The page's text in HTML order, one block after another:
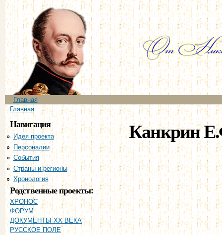
Главное меню
Главная
Вы здесь
Главная
Навигация
Идея проекта
Персоналии
События
Страны и регионы
Хронология
Родственные проекты:
ХРОНОС
ФОРУМ
ДОКУМЕНТЫ XX ВЕКА
РУССКОЕ ПОЛЕ
Канкрин